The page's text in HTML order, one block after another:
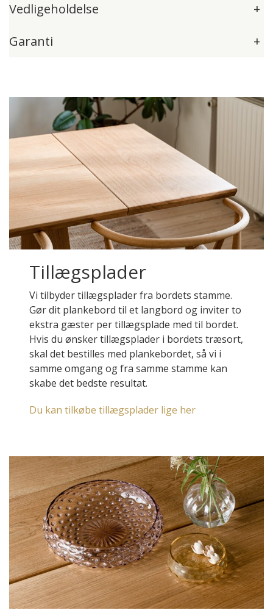
Vedligeholdelse
+
Garanti
+
Tillægsplader
Vi tilbyder tillægsplader fra bordets stamme.
Gør dit plankebord til et langbord og inviter to
ekstra gæster per tillægsplade med til bordet.
Hvis du ønsker tillægsplader i bordets træsort,
skal det bestilles med plankebordet, så vi i
samme omgang og fra samme stamme kan
skabe det bedste resultat.
Du kan tilkøbe tillægsplader lige her